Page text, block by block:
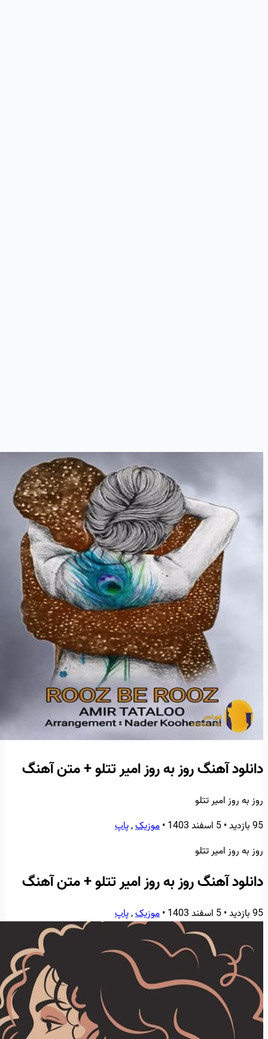
دانلود آهنگ روز به روز امیر تتلو + متن آهنگ
روز به روز امیر تتلو
95 بازدید
•5 اسفند 1403 •موزیک,پاپ
روز به روز امیر تتلو
دانلود آهنگ روز به روز امیر تتلو + متن آهنگ
95 بازدید •5 اسفند 1403 •موزیک,پاپ